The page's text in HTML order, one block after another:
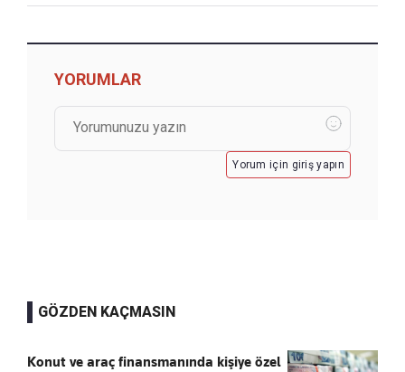
YORUMLAR
Yorum için giriş yapın
GÖZDEN KAÇMASIN
Konut ve araç finansmanında kişiye özel